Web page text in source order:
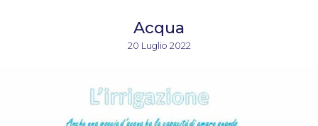
Acqua
20 Luglio 2022